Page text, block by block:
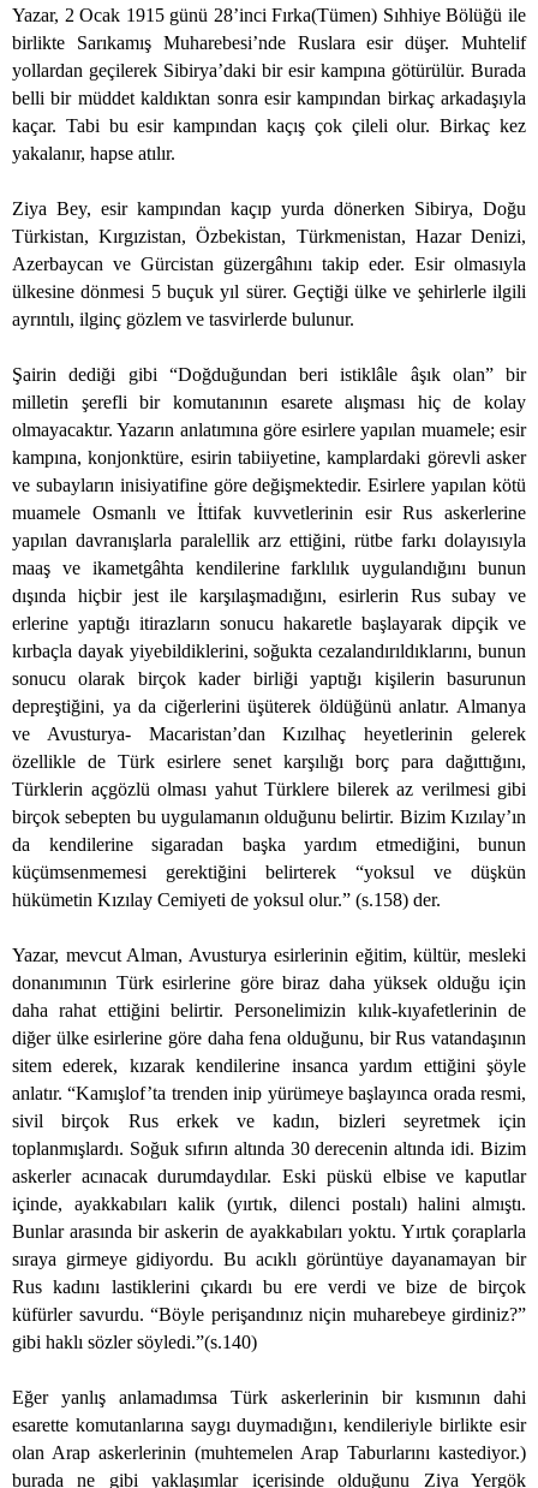
Yazar, 2 Ocak 1915 günü 28’inci Fırka(Tümen) Sıhhiye Bölüğü ile
birlikte Sarıkamış Muharebesi’nde Ruslara esir düşer. Muhtelif
yollardan geçilerek Sibirya’daki bir esir kampına götürülür. Burada
belli bir müddet kaldıktan sonra esir kampından birkaç arkadaşıyla
kaçar. Tabi bu esir kampından kaçış çok çileli olur. Birkaç kez
yakalanır, hapse atılır.
Ziya Bey, esir kampından kaçıp yurda dönerken Sibirya, Doğu
Türkistan, Kırgızistan, Özbekistan, Türkmenistan, Hazar Denizi,
Azerbaycan ve Gürcistan güzergâhını takip eder. Esir olmasıyla
ülkesine dönmesi 5 buçuk yıl sürer. Geçtiği ülke ve şehirlerle ilgili
ayrıntılı, ilginç gözlem ve tasvirlerde bulunur.
Şairin dediği gibi “Doğduğundan beri istiklâle âşık olan” bir
milletin şerefli bir komutanının esarete alışması hiç de kolay
olmayacaktır. Yazarın anlatımına göre esirlere yapılan muamele; esir
kampına, konjonktüre, esirin tabiiyetine, kamplardaki görevli asker
ve subayların inisiyatifine göre değişmektedir. Esirlere yapılan kötü
muamele Osmanlı ve İttifak kuvvetlerinin esir Rus askerlerine
yapılan davranışlarla paralellik arz ettiğini, rütbe farkı dolayısıyla
maaş ve ikametgâhta kendilerine farklılık uygulandığını bunun
dışında hiçbir jest ile karşılaşmadığını, esirlerin Rus subay ve
erlerine yaptığı itirazların sonucu hakaretle başlayarak dipçik ve
kırbaçla dayak yiyebildiklerini, soğukta cezalandırıldıklarını, bunun
sonucu olarak birçok kader birliği yaptığı kişilerin basurunun
depreştiğini, ya da ciğerlerini üşüterek öldüğünü anlatır. Almanya
ve Avusturya- Macaristan’dan Kızılhaç heyetlerinin gelerek
özellikle de Türk esirlere senet karşılığı borç para dağıttığını,
Türklerin açgözlü olması yahut Türklere bilerek az verilmesi gibi
birçok sebepten bu uygulamanın olduğunu belirtir. Bizim Kızılay’ın
da kendilerine sigaradan başka yardım etmediğini, bunun
küçümsenmemesi gerektiğini belirterek “yoksul ve düşkün
hükümetin Kızılay Cemiyeti de yoksul olur.” (s.158) der.
Yazar, mevcut Alman, Avusturya esirlerinin eğitim, kültür, mesleki
donanımının Türk esirlerine göre biraz daha yüksek olduğu için
daha rahat ettiğini belirtir. Personelimizin kılık-kıyafetlerinin de
diğer ülke esirlerine göre daha fena olduğunu, bir Rus vatandaşının
sitem ederek, kızarak kendilerine insanca yardım ettiğini şöyle
anlatır. “Kamışlof’ta trenden inip yürümeye başlayınca orada resmi,
sivil birçok Rus erkek ve kadın, bizleri seyretmek için
toplanmışlardı. Soğuk sıfırın altında 30 derecenin altında idi. Bizim
askerler acınacak durumdaydılar. Eski püskü elbise ve kaputlar
içinde, ayakkabıları kalik (yırtık, dilenci postalı) halini almıştı.
Bunlar arasında bir askerin de ayakkabıları yoktu. Yırtık çoraplarla
sıraya girmeye gidiyordu. Bu acıklı görüntüye dayanamayan bir
Rus kadını lastiklerini çıkardı bu ere verdi ve bize de birçok
küfürler savurdu. “Böyle perişandınız niçin muharebeye girdiniz?”
gibi haklı sözler söyledi.”(s.140)
Eğer yanlış anlamadımsa Türk askerlerinin bir kısmının dahi
esarette komutanlarına saygı duymadığını, kendileriyle birlikte esir
olan Arap askerlerinin (muhtemelen Arap Taburlarını kastediyor.)
burada ne gibi yaklaşımlar içerisinde olduğunu Ziya Yergök